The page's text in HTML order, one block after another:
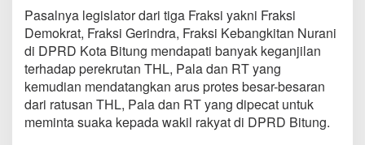
u
s
i
a
w
i
,
W
Pasalnya legislator dari tiga Fraksi yakni Fraksi
Demokrat, Fraksi Gerindra, Fraksi Kebangkitan Nurani
di DPRD Kota Bitung mendapati banyak keganjilan
terhadap perekrutan THL, Pala dan RT yang
kemudian mendatangkan arus protes besar-besaran
dari ratusan THL, Pala dan RT yang dipecat untuk
meminta suaka kepada wakil rakyat di DPRD Bitung.